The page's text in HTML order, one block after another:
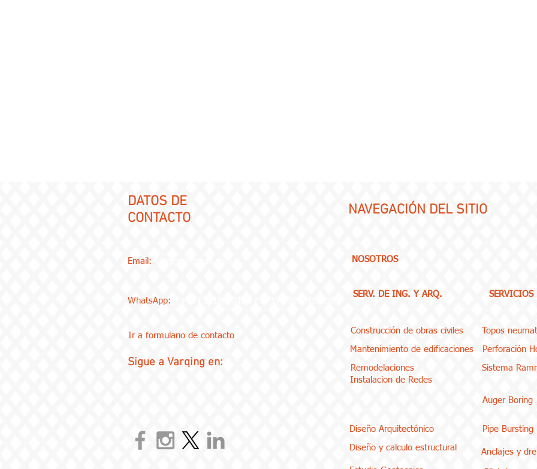
DATOS DE
CONTACTO
Email:
WhatsApp:
Ir a formulario de contacto
Sigue a Varqing en:
NAVEGACIÓN DEL SITIO
NOSOTROS
SERV. DE ING. Y ARQ.
Construcción de obras civiles
Mantenimiento de edificaciones
Remodelaciones
SERVICIOS
Topos
Perforación
Sistema
Auger Boring
Diseño Arquitectónico Pipe Bursting
Diseño y calculo estructural Anclajes y
Instalacion de Redes